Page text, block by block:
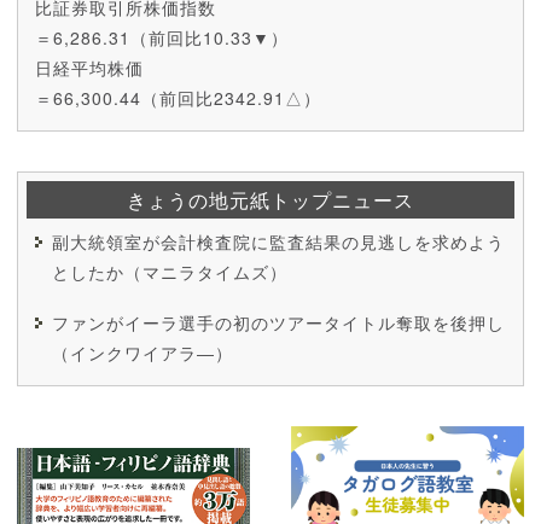
比証券取引所株価指数
＝6,286.31（前回比10.33▼）
日経平均株価
＝66,300.44（前回比2342.91△）
きょうの地元紙トップニュース
副大統領室が会計検査院に監査結果の見逃しを求めよう
としたか（マニラタイムズ）
ファンがイーラ選手の初のツアータイトル奪取を後押し
（インクワイアラ―）